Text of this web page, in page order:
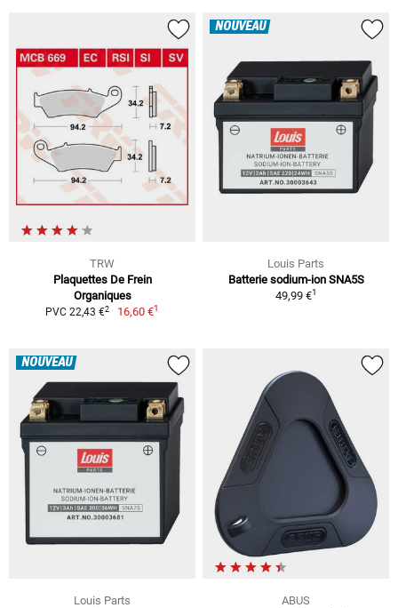
TRW
Plaquettes De Frein
Organiques
PVC 22,43 €2 16,60 €1
NOUVEAU
Louis Parts
Batterie sodium-ion SNA5S
49,99 €1
NOUVEAU
Louis Parts
ABUS